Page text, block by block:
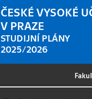
ČESKÉ VYSOKÉ
V PRAZE
STUDIJNÍ PLÁNY
2025/2026